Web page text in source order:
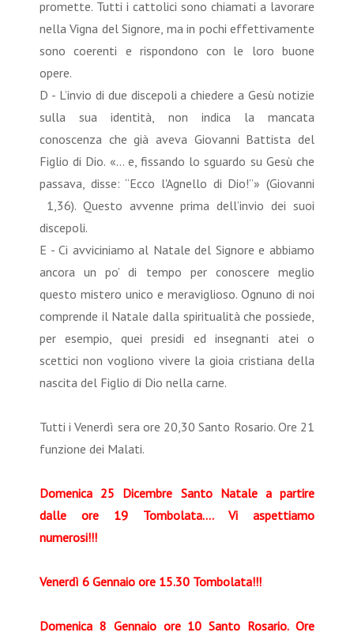
promette. Tutti i cattolici sono chiamati a lavorare
nella Vigna del Signore, ma in pochi effettivamente
sono coerenti e rispondono con le loro buone
opere.
D - L’invio di due discepoli a chiedere a Gesù notizie
sulla sua identità, non indica la mancata
conoscenza che già aveva Giovanni Battista del
Figlio di Dio. «… e, fissando lo sguardo su Gesù che
passava, disse: “Ecco l'Agnello di Dio!”» (Giovanni
1,36). Questo avvenne prima dell’invio dei suoi
discepoli.
E - Ci avviciniamo al Natale del Signore e abbiamo
ancora un po’ di tempo per conoscere meglio
questo mistero unico e meraviglioso. Ognuno di noi
comprende il Natale dalla spiritualità che possiede,
per esempio, quei presidi ed insegnanti atei o
scettici non vogliono vivere la gioia cristiana della
nascita del Figlio di Dio nella carne.
Tutti i Venerdì sera ore 20,30 Santo Rosario. Ore 21
funzione dei Malati.
Domenica 25 Dicembre Santo Natale a partire
dalle ore 19 Tombolata.... Vi aspettiamo
numerosi!!!
Venerdì 6 Gennaio ore 15.30 Tombolata!!!
Domenica 8 Gennaio ore 10 Santo Rosario. Ore